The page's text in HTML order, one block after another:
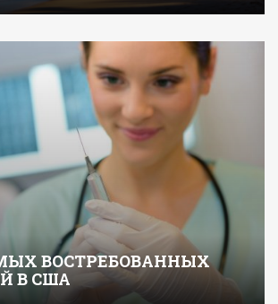
ВОСТРЕБОВАННЫХ
В США